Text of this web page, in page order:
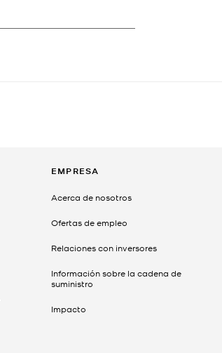
EMPRESA
Acerca de nosotros
Ofertas de empleo
Relaciones con inversores
Información sobre la cadena de
suministro
Impacto